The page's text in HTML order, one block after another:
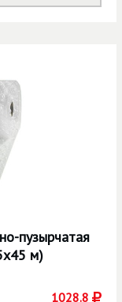
пузырчатая
м)
1028.8